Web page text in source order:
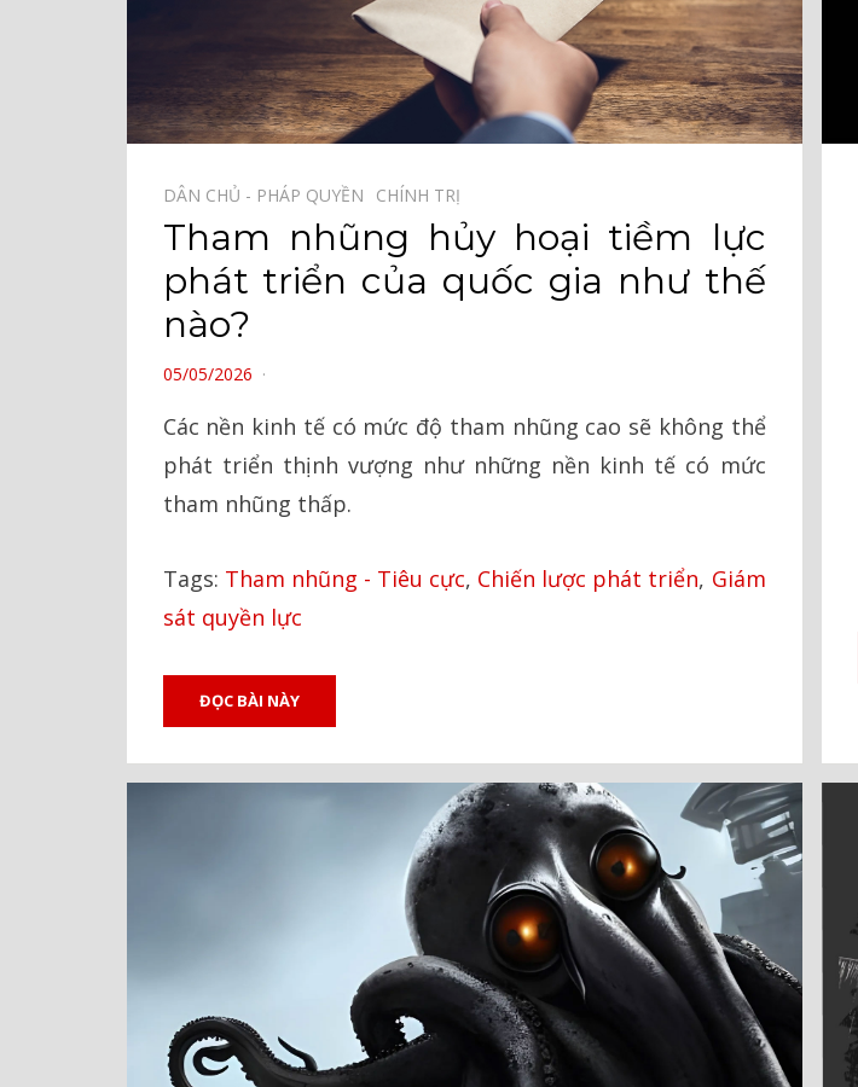
DÂN CHỦ - PHÁP QUYỀN⠀ CHÍNH TRỊ⠀
Tham nhũng hủy hoại tiềm lực
phát triển của quốc gia như thế
nào?
POSTED
05/05/2026
Các nền kinh tế có mức độ tham nhũng cao sẽ không thể
phát triển thịnh vượng như những nền kinh tế có mức
tham nhũng thấp.
Tags: Tham nhũng - Tiêu cực, Chiến lược phát triển, Giám
sát quyền lực
ĐỌC BÀI NÀY